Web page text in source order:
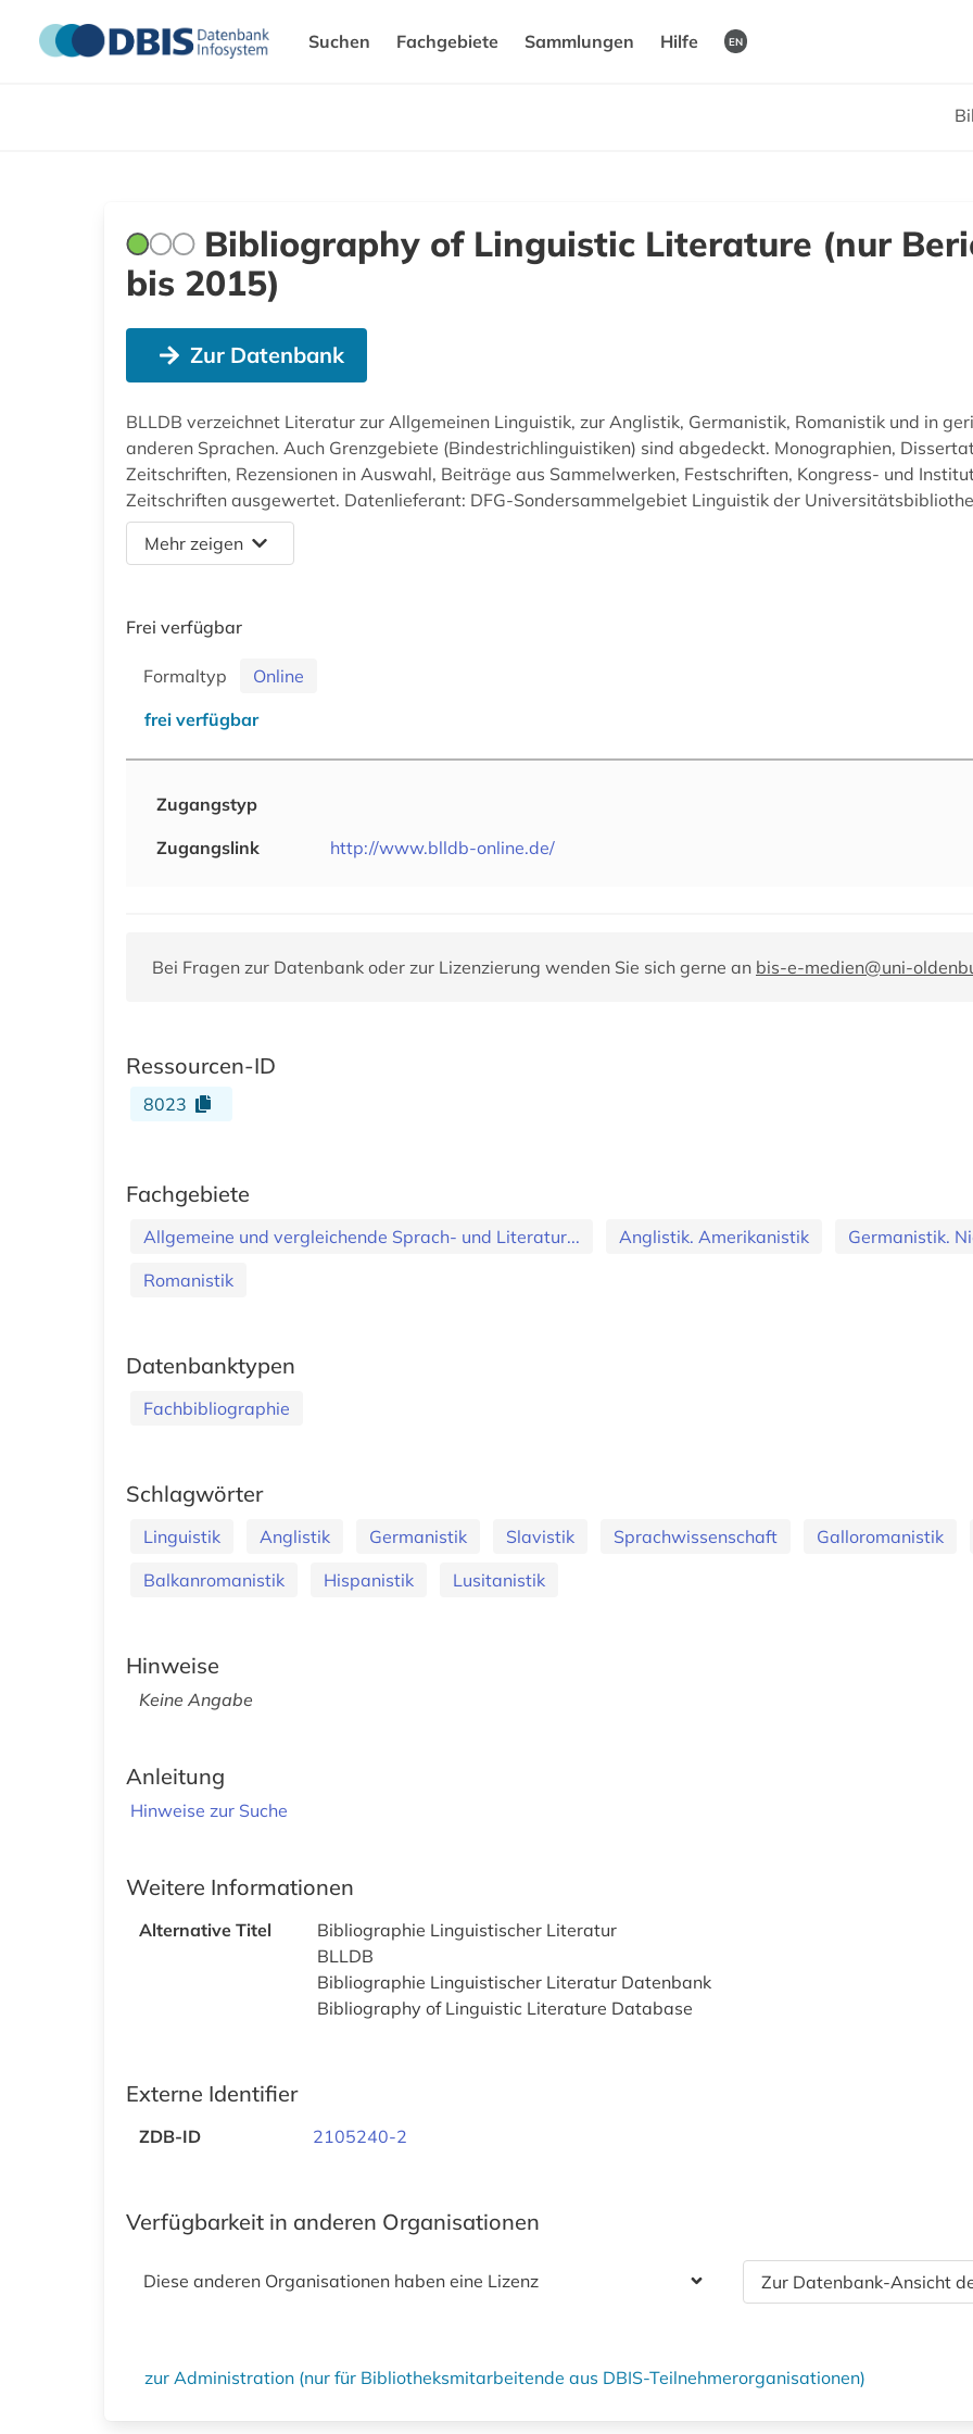
Suchen Fachgebiete Sammlungen Hilfe EN
Bibliography of Linguistic Literature (nur
bis 2015)
Zur Datenbank
BLLDB verzeichnet Literatur zur Allgemeinen Linguistik, zur Anglistik, Germanistik, Romanistik und in
anderen Sprachen. Auch Grenzgebiete (Bindestrichlinguistiken) sind abgedeckt. Monographien,
Zeitschriften, Rezensionen in Auswahl, Beiträge aus Sammelwerken, Festschriften, Kongress- und
Zeitschriften ausgewertet. Datenlieferant: DFG-Sondersammelgebiet Linguistik der
Mehr zeigen
Frei verfügbar
Formaltyp
Online
frei verfügbar
Zugangstyp
Zugangslink
http://www.blldb-online.de/
Bei Fragen zur Datenbank oder zur Lizenzierung wenden Sie sich gerne an bis-e-medien@uni-
Ressourcen-ID
8023
Fachgebiete
Allgemeine und vergleichende Sprach- und Literatur... Anglistik. Amerikanistik
Germanistik.
Romanistik
Datenbanktypen
Fachbibliographie
Schlagwörter
Linguistik Anglistik Germanistik Slavistik Sprachwissenschaft Galloromanistik
Balkanromanistik
Hispanistik Lusitanistik
Hinweise
Keine Angabe
Anleitung
Hinweise zur Suche
Weitere Informationen
Alternative Titel
Bibliographie Linguistischer Literatur
BLLDB
Bibliographie Linguistischer Literatur Datenbank
Bibliography of Linguistic Literature Database
Externe Identifier
ZDB-ID 2105240-2
Verfügbarkeit in anderen Organisationen
Diese anderen Organisationen haben eine Lizenz Zur Datenbank-Ansicht
zur Administration (nur für Bibliotheksmitarbeitende aus DBIS-Teilnehmerorganisationen)